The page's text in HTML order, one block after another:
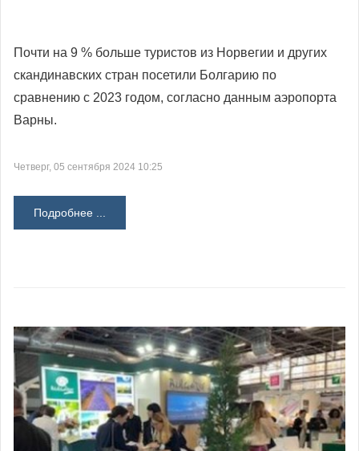
Почти на 9 % больше туристов из Норвегии и других
скандинавских стран посетили Болгарию по
сравнению с 2023 годом, согласно данным аэропорта
Варны.
Четверг, 05 сентября 2024 10:25
Подробнее ...